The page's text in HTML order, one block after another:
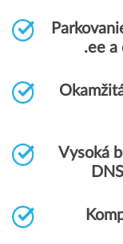
.ee a
Vysoká